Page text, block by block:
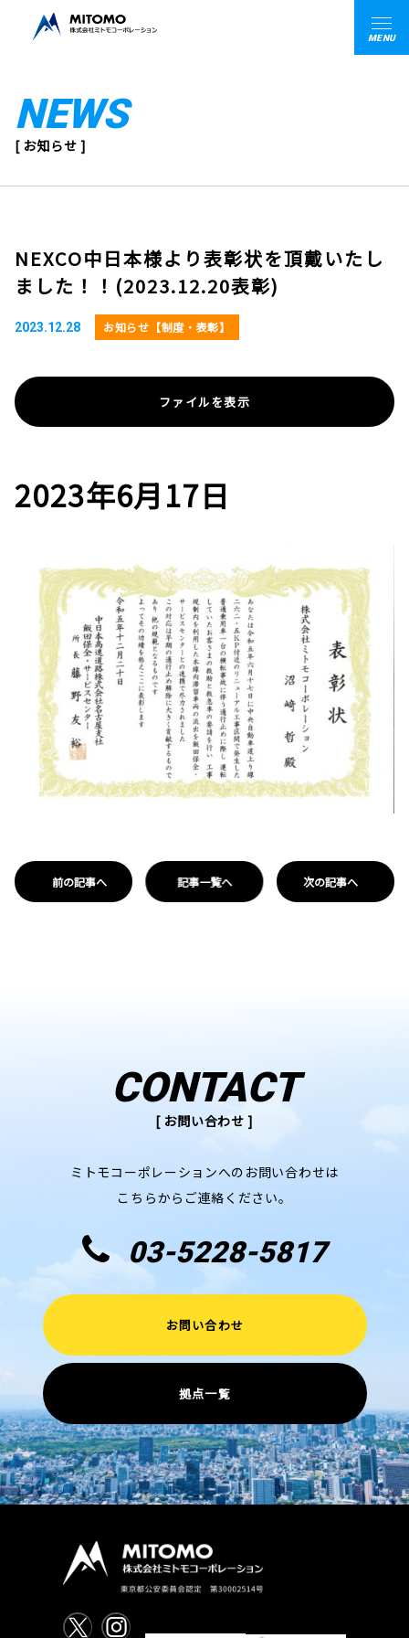
MENU
NEWS
[ お知らせ ]
NEXCO中日本様より表彰状を頂戴いたし
ました！！(2023.12.20表彰)
2023.12.28 お知らせ【制度・表彰】
ファイルを表示
2023年6月17日
前の記事へ 記事一覧へ 次の記事へ
CONTACT
[ お問い合わせ ]
ミトモコーポレーションへのお問い合わせは
こちらからご連絡ください。
03-5228-5817
お問い合わせ
拠点一覧